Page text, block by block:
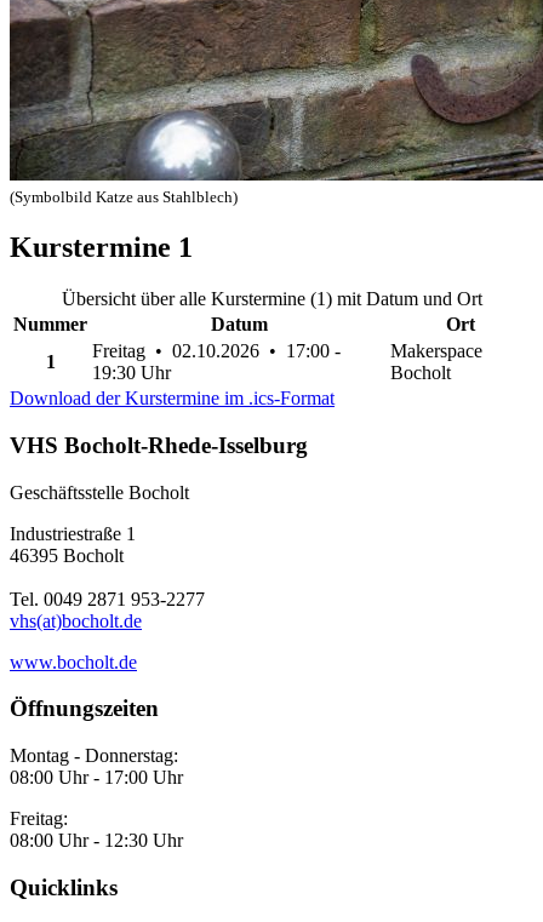
(Symbolbild Katze aus Stahlblech)
Kurstermine 1
Übersicht über alle Kurstermine (1) mit Datum und Ort
Nummer
Datum
Ort
1
Freitag • 02.10.2026 • 17:00 -
19:30 Uhr
Makerspace
Bocholt
Download der Kurstermine im .ics-Format
VHS Bocholt-Rhede-Isselburg
Geschäftsstelle Bocholt
Industriestraße 1
46395 Bocholt
Tel. 0049 2871 953-2277
vhs(at)bocholt.de
www.bocholt.de
Öffnungszeiten
Montag - Donnerstag:
08:00 Uhr - 17:00 Uhr
Freitag:
08:00 Uhr - 12:30 Uhr
Quicklinks